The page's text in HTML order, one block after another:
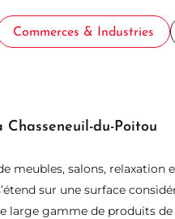
Commerces & Industries
du-Poitou
meubles, salons, relaxation
sur une surface
large gamme de produits de